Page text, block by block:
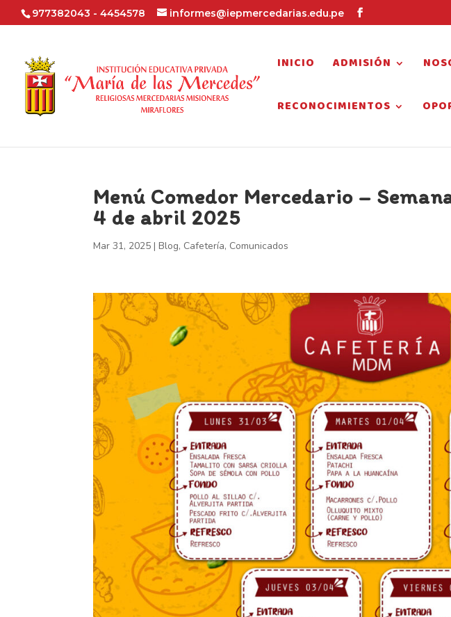
977382043 - 4454578 informes@iepmercedarias.edu.pe
INICIO ADMISIÓN
RECONOCIMIENTOS
Menú Comedor Mercedario –
4 de abril 2025
Mar 31, 2025 |Blog, Cafetería, Comunicados